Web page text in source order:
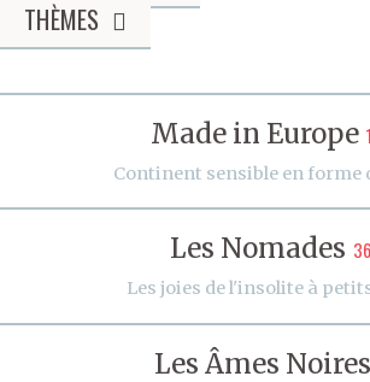
THÈMES
Made in Europe
Continent sensible en forme
Les Nomades 36
Les joies de l'insolite à
Les Âmes Noires